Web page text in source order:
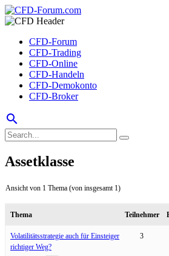
CFD-Forum
CFD-Trading
CFD-Online
CFD-Handeln
CFD-Demokonto
CFD-Broker
search
Assetklasse
Ansicht von 1 Thema (von insgesamt 1)
Thema Teilnehmer
Volatilitätsstrategie auch für Einsteiger
richtiger Weg?
3